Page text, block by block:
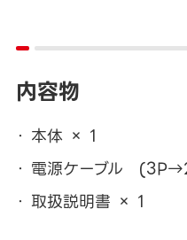
内容物
本体 × 1
電源ケーブル
取扱説明書 × 1